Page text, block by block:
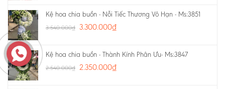
Kệ hoa chia buồn - Nỗi Tiếc Thương Vô Hạn - Ms:3851
3.540.000₫ 3.300.000₫
Kệ hoa chia buồn - Thành Kính Phân Ưu- Ms:3847
2.540.000₫ 2.350.000₫